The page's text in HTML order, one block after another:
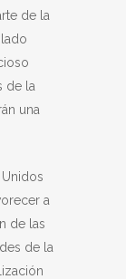
de la
de la
una
a
de las
de la